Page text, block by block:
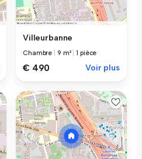
Villeurbanne
Chambre 9 m² |1 pièce
€ 490 Voir plus